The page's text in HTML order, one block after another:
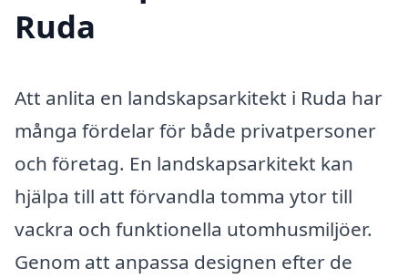
Ruda
Att anlita en landskapsarkitekt i Ruda har
många fördelar för både privatpersoner
och företag. En landskapsarkitekt kan
hjälpa till att förvandla tomma ytor till
vackra och funktionella utomhusmiljöer.
Genom att anpassa designen efter de